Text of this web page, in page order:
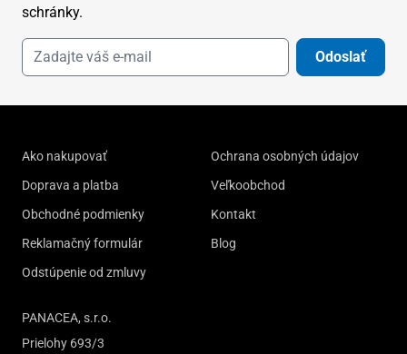
schránky.
Odoslať
Ako nakupovať
Doprava a platba
Obchodné podmienky
Reklamačný formulár
Odstúpenie od zmluvy
Ochrana osobných údajov
Veľkoobchod
Kontakt
Blog
PANACEA, s.r.o.
Prielohy 693/3